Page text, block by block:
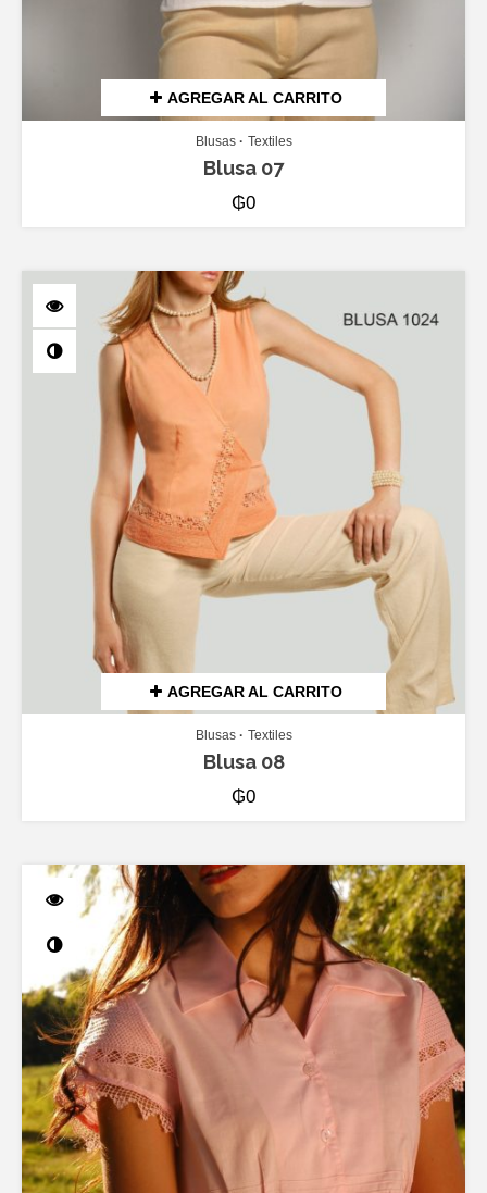
AGREGAR AL CARRITO
Blusas Textiles
Blusa 07
₲0
AGREGAR AL CARRITO
Blusas Textiles
Blusa 08
₲0